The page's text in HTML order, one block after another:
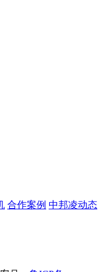
合作案例 中邦凌动态